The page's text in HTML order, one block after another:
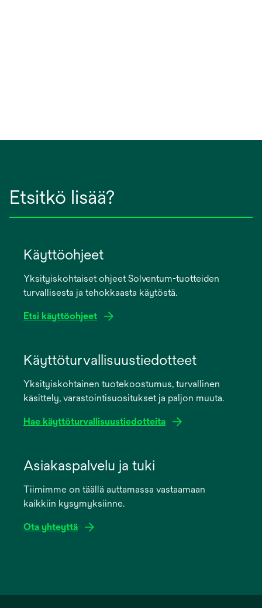
Etsitkö lisää?
Käyttöohjeet
Yksityiskohtaiset ohjeet Solventum-tuotteiden
turvallisesta ja tehokkaasta käytöstä.
Etsi käyttöohjeet
new
Käyttöturvallisuustiedotteet
Yksityiskohtainen tuotekoostumus, turvallinen
käsittely, varastointisuositukset ja paljon muuta.
Hae käyttöturvallisuustiedotteita
new
Asiakaspalvelu ja tuki
Tiimimme on täällä auttamassa vastaamaan
kaikkiin kysymyksiinne.
Ota yhteyttä